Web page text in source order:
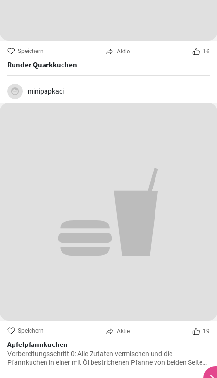
Speichern Aktie 16
Runder Quarkkuchen
minipapkaci
Speichern Aktie 19
Apfelpfannkuchen
Vorbereitungsschritt 0: Alle Zutaten vermischen und die
Pfannkuchen in einer mit Öl bestrichenen Pfanne von beiden Seiten
braten.